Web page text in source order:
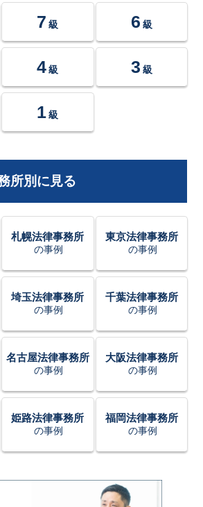
7 級 6 級
4 級 3 級
1 級
所別に見る
札幌法律事務所
の事例
東京法律事務所
の事例
埼玉法律事務所
の事例
千葉法律事務所
の事例
名古屋法律事務所
の事例
大阪法律事務所
の事例
姫路法律事務所
の事例
福岡法律事務所
の事例